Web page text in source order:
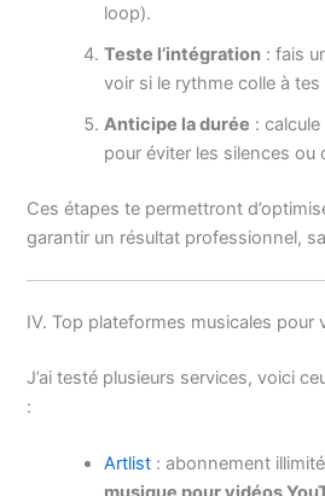
loop).
Teste l’intégration : fais
voir si le rythme colle à tes
Anticipe la durée :
pour éviter les silences ou
Ces étapes te permettront
garantir un résultat professionnel,
IV. Top plateformes musicales pour
J’ai testé plusieurs services, voici
:
Artlist : abonnement